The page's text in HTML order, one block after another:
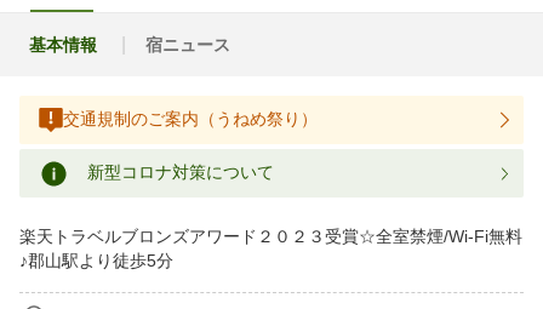
基本情報 宿ニュース
交通規制のご案内（うねめ祭り）
新型コロナ対策について
楽天トラベルブロンズアワード２０２３受賞☆全室禁煙/Wi-Fi無料
♪郡山駅より徒歩5分